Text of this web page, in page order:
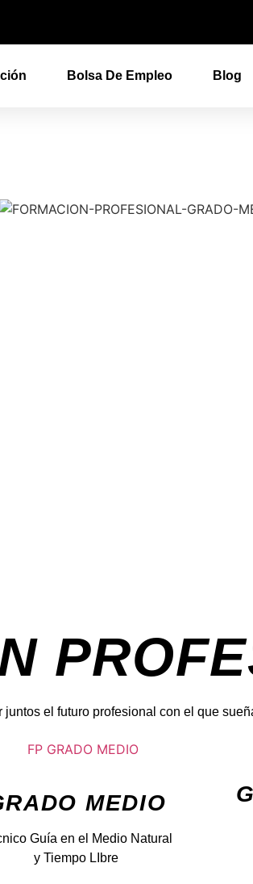
Bolsa De Empleo Blog
juntos el futuro profesional con el que
MEDIO
Guía en el Medio Natural
y Tiempo LIbre